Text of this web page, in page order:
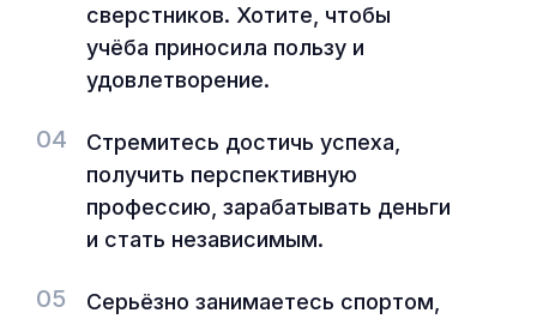
сверстников. Хотите, чтобы
учёба приносила пользу и
удовлетворение.
04
Стремитесь достичь успеха,
получить перспективную
профессию, зарабатывать деньги
и стать независимым.
05
Серьёзно занимаетесь спортом,